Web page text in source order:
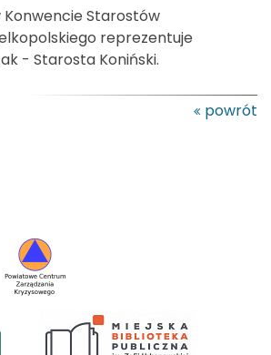
Konwencie Starostów
reprezentuje
- Starosta Koniński.
powrót